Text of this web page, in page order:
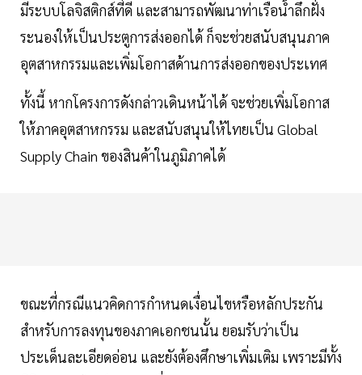
มีระบบโลจิสติกส์ที่ดี และสามารถพัฒนาท่าเรือน้ำลึกฝั่ง
ระนองให้เป็นประตูการส่งออกได้ ก็จะช่วยสนับสนุนภาค
อุตสาหกรรมและเพิ่มโอกาสด้านการส่งออกของประเทศ
ทั้งนี้ หากโครงการดังกล่าวเดินหน้าได้ จะช่วยเพิ่มโอกาส
ให้ภาคอุตสาหกรรม และสนับสนุนให้ไทยเป็น Global
Supply Chain ของสินค้าในภูมิภาคได้
ขณะที่กรณีแนวคิดการกำหนดเงื่อนไขหรือหลักประกัน
สำหรับการลงทุนของภาคเอกชนนั้น ยอมรับว่าเป็น
ประเด็นละเอียดอ่อน และยังต้องศึกษาเพิ่มเติม เพราะมีทั้ง